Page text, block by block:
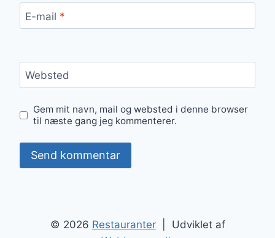
E-mail *
Websted
Gem mit navn, mail og websted i denne browser
til næste gang jeg kommenterer.
© 2026 Restauranter| Udviklet af